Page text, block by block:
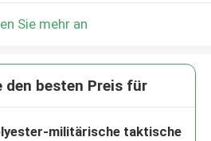
Sie mehr an
den besten Preis für
militärische taktische